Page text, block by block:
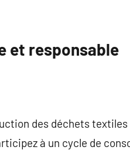
et responsable
des déchets
à un cycle de